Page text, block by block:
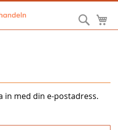
Sök
in med din e-postadress.